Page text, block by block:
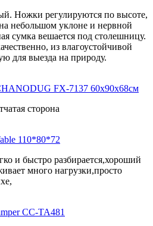
Ножки регулируются по высоте,
небольшом уклоне и нервной
сумка вешается под столешницу.
из влагоустойчивой
для выезда на природу.
FX-7137 60х90х68см
сторона
110*80*72
и быстро разбирается,хороший
много нагрузки,просто
CC-TA481